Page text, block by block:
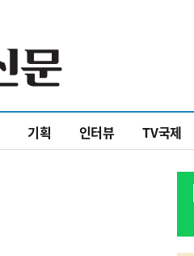
기획 인터뷰 TV국제